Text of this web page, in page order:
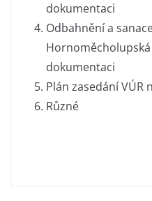
dokumentaci
Odbahnění a
dokumentaci
Plán zasedání VÚR
Různé